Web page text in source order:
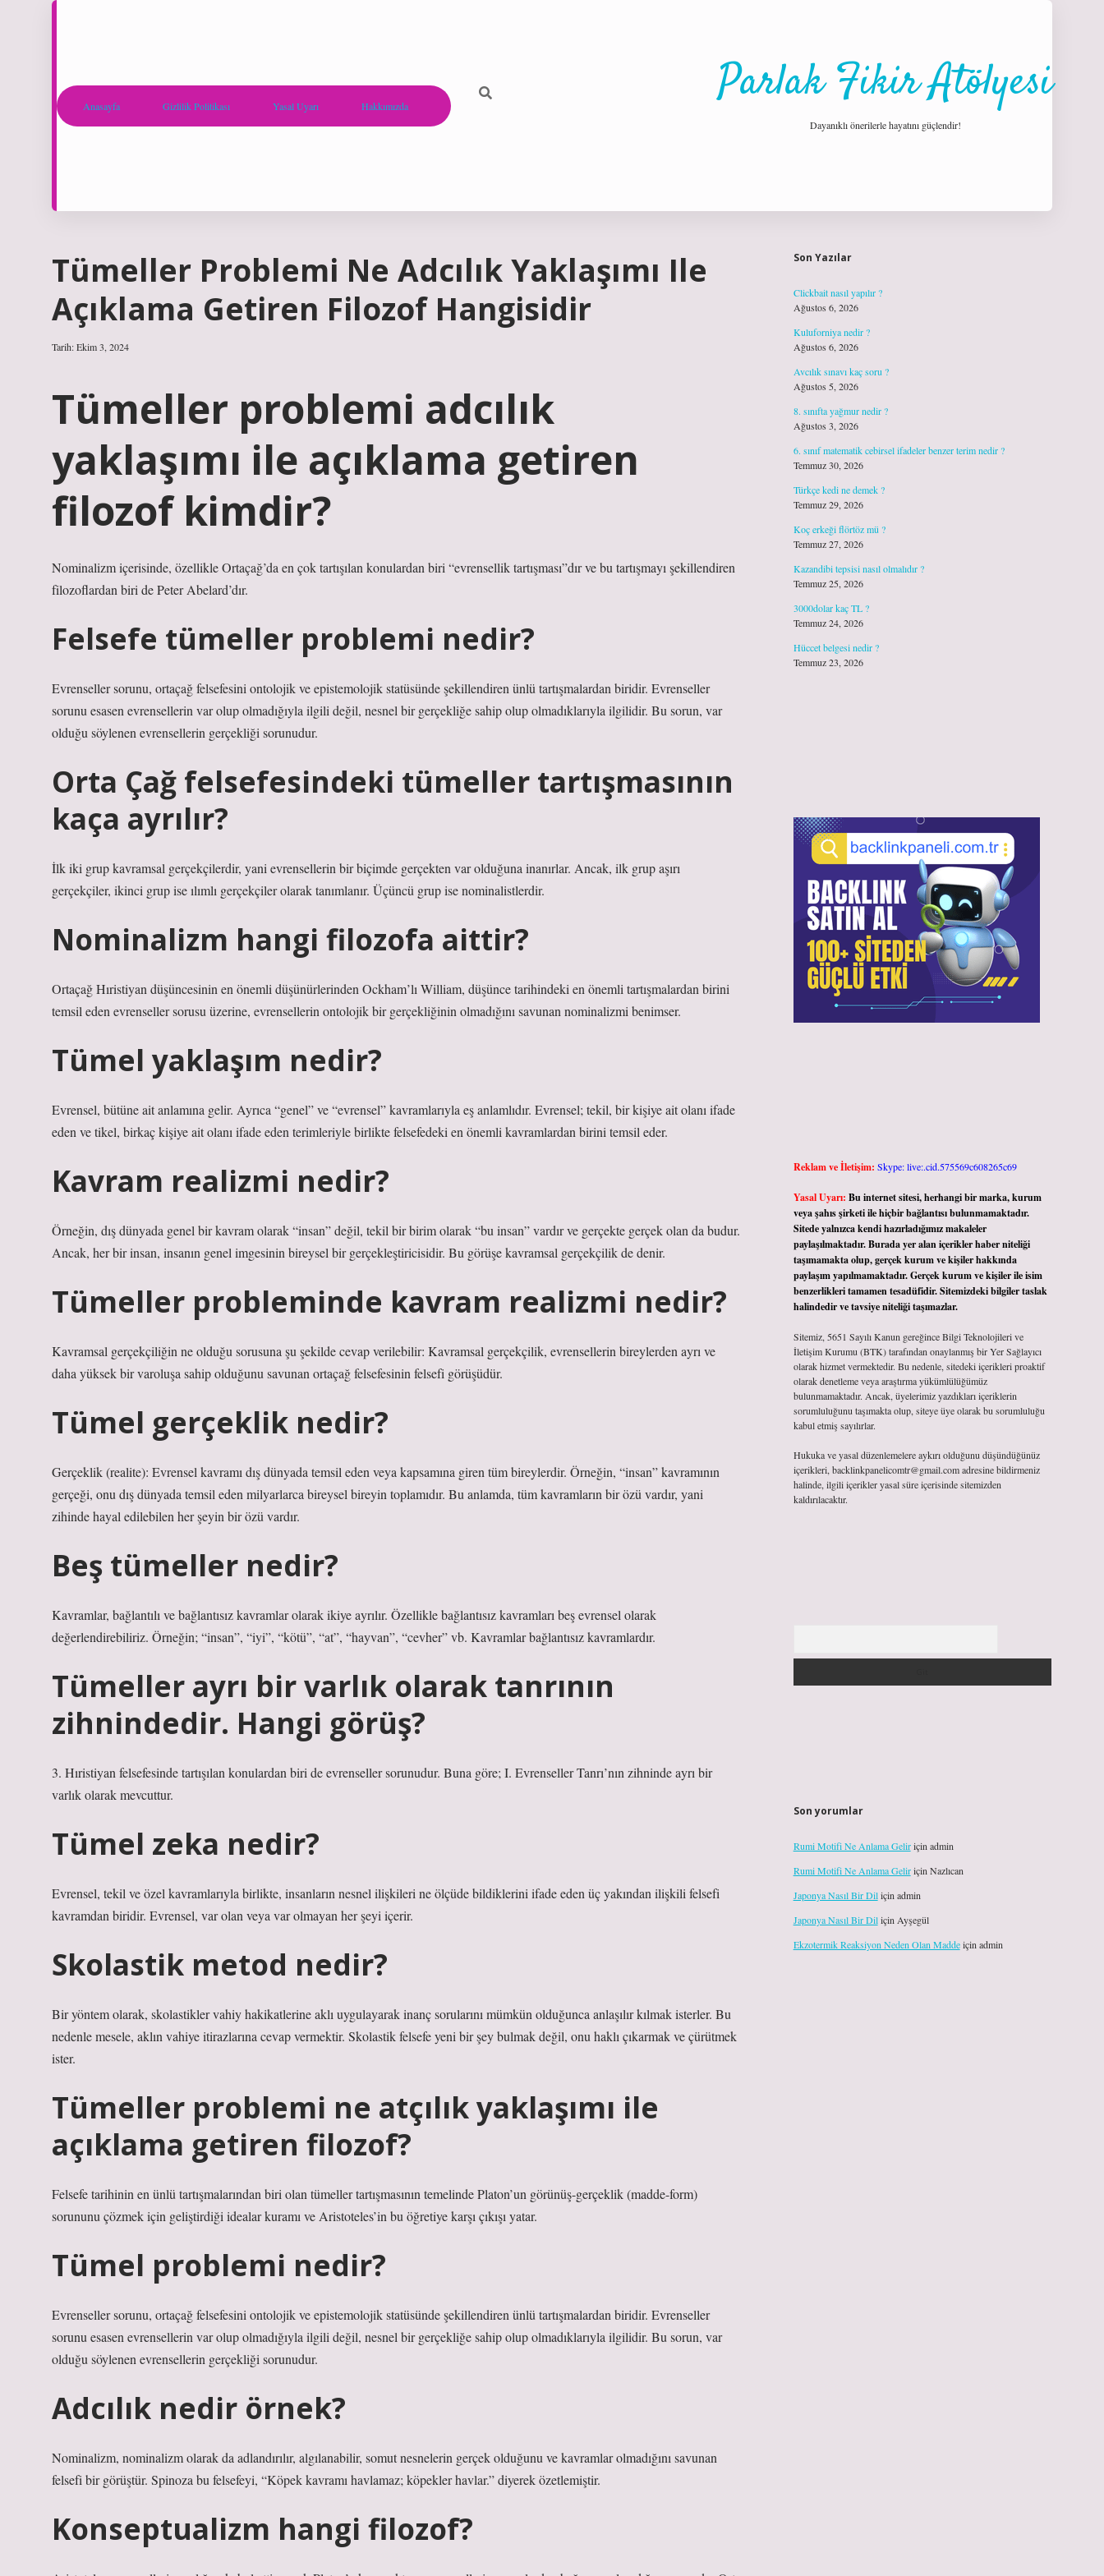
Anasayfa Gizlilik Politikası Yasal Uyarı Hakkımızda Parlak Fikir Atölyesi
Dayanıklı önerilerle hayatını güçlendir!
Tümeller Problemi Ne Adcılık Yaklaşımı Ile
Açıklama Getiren Filozof Hangisidir
Tarih: Ekim 3, 2024
Tümeller problemi adcılık
yaklaşımı ile açıklama getiren
filozof kimdir?
Nominalizm içerisinde, özellikle Ortaçağ’da en çok tartışılan konulardan biri “evrensellik tartışması”dır ve bu tartışmayı şekillendiren
filozoflardan biri de Peter Abelard’dır.
Felsefe tümeller problemi nedir?
Evrenseller sorunu, ortaçağ felsefesini ontolojik ve epistemolojik statüsünde şekillendiren ünlü tartışmalardan biridir. Evrenseller
sorunu esasen evrensellerin var olup olmadığıyla ilgili değil, nesnel bir gerçekliğe sahip olup olmadıklarıyla ilgilidir. Bu sorun, var
olduğu söylenen evrensellerin gerçekliği sorunudur.
Orta Çağ felsefesindeki tümeller tartışmasının
kaça ayrılır?
İlk iki grup kavramsal gerçekçilerdir, yani evrensellerin bir biçimde gerçekten var olduğuna inanırlar. Ancak, ilk grup aşırı
gerçekçiler, ikinci grup ise ılımlı gerçekçiler olarak tanımlanır. Üçüncü grup ise nominalistlerdir.
Nominalizm hangi filozofa aittir?
Ortaçağ Hıristiyan düşüncesinin en önemli düşünürlerinden Ockham’lı William, düşünce tarihindeki en önemli tartışmalardan birini
temsil eden evrenseller sorusu üzerine, evrensellerin ontolojik bir gerçekliğinin olmadığını savunan nominalizmi benimser.
Tümel yaklaşım nedir?
Evrensel, bütüne ait anlamına gelir. Ayrıca “genel” ve “evrensel” kavramlarıyla eş anlamlıdır. Evrensel; tekil, bir kişiye ait olanı ifade
eden ve tikel, birkaç kişiye ait olanı ifade eden terimleriyle birlikte felsefedeki en önemli kavramlardan birini temsil eder.
Kavram realizmi nedir?
Örneğin, dış dünyada genel bir kavram olarak “insan” değil, tekil bir birim olarak “bu insan” vardır ve gerçekte gerçek olan da budur.
Ancak, her bir insan, insanın genel imgesinin bireysel bir gerçekleştiricisidir. Bu görüşe kavramsal gerçekçilik de denir.
Tümeller probleminde kavram realizmi nedir?
Kavramsal gerçekçiliğin ne olduğu sorusuna şu şekilde cevap verilebilir: Kavramsal gerçekçilik, evrensellerin bireylerden ayrı ve
daha yüksek bir varoluşa sahip olduğunu savunan ortaçağ felsefesinin felsefi görüşüdür.
Tümel gerçeklik nedir?
Gerçeklik (realite): Evrensel kavramı dış dünyada temsil eden veya kapsamına giren tüm bireylerdir. Örneğin, “insan” kavramının
gerçeği, onu dış dünyada temsil eden milyarlarca bireysel bireyin toplamıdır. Bu anlamda, tüm kavramların bir özü vardır, yani
zihinde hayal edilebilen her şeyin bir özü vardır.
Beş tümeller nedir?
Kavramlar, bağlantılı ve bağlantısız kavramlar olarak ikiye ayrılır. Özellikle bağlantısız kavramları beş evrensel olarak
değerlendirebiliriz. Örneğin; “insan”, “iyi”, “kötü”, “at”, “hayvan”, “cevher” vb. Kavramlar bağlantısız kavramlardır.
Tümeller ayrı bir varlık olarak tanrının
zihnindedir. Hangi görüş?
3. Hıristiyan felsefesinde tartışılan konulardan biri de evrenseller sorunudur. Buna göre; I. Evrenseller Tanrı’nın zihninde ayrı bir
varlık olarak mevcuttur.
Tümel zeka nedir?
Evrensel, tekil ve özel kavramlarıyla birlikte, insanların nesnel ilişkileri ne ölçüde bildiklerini ifade eden üç yakından ilişkili felsefi
kavramdan biridir. Evrensel, var olan veya var olmayan her şeyi içerir.
Skolastik metod nedir?
Bir yöntem olarak, skolastikler vahiy hakikatlerine aklı uygulayarak inanç sorularını mümkün olduğunca anlaşılır kılmak isterler. Bu
nedenle mesele, aklın vahiye itirazlarına cevap vermektir. Skolastik felsefe yeni bir şey bulmak değil, onu haklı çıkarmak ve çürütmek
ister.
Tümeller problemi ne atçılık yaklaşımı ile
açıklama getiren filozof?
Felsefe tarihinin en ünlü tartışmalarından biri olan tümeller tartışmasının temelinde Platon’un görünüş-gerçeklik (madde-form)
sorununu çözmek için geliştirdiği idealar kuramı ve Aristoteles’in bu öğretiye karşı çıkışı yatar.
Tümel problemi nedir?
Evrenseller sorunu, ortaçağ felsefesini ontolojik ve epistemolojik statüsünde şekillendiren ünlü tartışmalardan biridir. Evrenseller
sorunu esasen evrensellerin var olup olmadığıyla ilgili değil, nesnel bir gerçekliğe sahip olup olmadıklarıyla ilgilidir. Bu sorun, var
olduğu söylenen evrensellerin gerçekliği sorunudur.
Adcılık nedir örnek?
Nominalizm, nominalizm olarak da adlandırılır, algılanabilir, somut nesnelerin gerçek olduğunu ve kavramlar olmadığını savunan
felsefi bir görüştür. Spinoza bu felsefeyi, “Köpek kavramı havlamaz; köpekler havlar.” diyerek özetlemiştir.
Konseptualizm hangi filozof?
Son Yazılar
Clickbait nasıl yapılır ?
Ağustos 6, 2026
Kuluforniya nedir ?
Ağustos 6, 2026
Avcılık sınavı kaç soru ?
Ağustos 5, 2026
8. sınıfta yağmur nedir ?
Ağustos 3, 2026
6. sınıf matematik cebirsel ifadeler benzer terim nedir ?
Temmuz 30, 2026
Türkçe kedi ne demek ?
Temmuz 29, 2026
Koç erkeği flörtöz mü ?
Temmuz 27, 2026
Kazandibi tepsisi nasıl olmalıdır ?
Temmuz 25, 2026
3000dolar kaç TL ?
Temmuz 24, 2026
Hüccet belgesi nedir ?
Temmuz 23, 2026
Reklam ve İletişim: Skype: live:.cid.575569c608265c69
Yasal Uyarı: Bu internet sitesi, herhangi bir marka, kurum
veya şahıs şirketi ile hiçbir bağlantısı bulunmamaktadır.
Sitede yalnızca kendi hazırladığımız makaleler
paylaşılmaktadır. Burada yer alan içerikler haber niteliği
taşımamakta olup, gerçek kurum ve kişiler hakkında
paylaşım yapılmamaktadır. Gerçek kurum ve kişiler ile isim
benzerlikleri tamamen tesadüfidir. Sitemizdeki bilgiler taslak
halindedir ve tavsiye niteliği taşımazlar.
Sitemiz, 5651 Sayılı Kanun gereğince Bilgi Teknolojileri ve
İletişim Kurumu (BTK) tarafından onaylanmış bir Yer Sağlayıcı
olarak hizmet vermektedir. Bu nedenle, sitedeki içerikleri proaktif
olarak denetleme veya araştırma yükümlülüğümüz
bulunmamaktadır. Ancak, üyelerimiz yazdıkları içeriklerin
sorumluluğunu taşımakta olup, siteye üye olarak bu sorumluluğu
kabul etmiş sayılırlar.
Hukuka ve yasal düzenlemelere aykırı olduğunu düşündüğünüz
içerikleri, backlinkpanelicomtr@gmail.comadresine bildirmeniz
halinde, ilgili içerikler yasal süre içerisinde sitemizden
kaldırılacaktır.
Son yorumlar
Rumi Motifi Ne Anlama Geliriçin admin
Rumi Motifi Ne Anlama Geliriçin Nazlıcan
Japonya Nasıl Bir Diliçin admin
Japonya Nasıl Bir Diliçin Ayşegül
Ekzotermik Reaksiyon Neden Olan Maddeiçin admin